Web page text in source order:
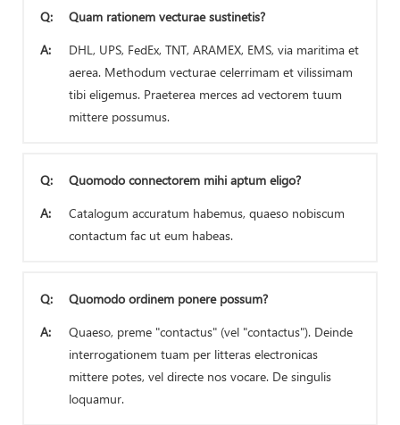
Q:
Quam rationem vecturae sustinetis?
A:
DHL, UPS, FedEx, TNT, ARAMEX, EMS, via maritima et
aerea. Methodum vecturae celerrimam et vilissimam
tibi eligemus. Praeterea merces ad vectorem tuum
mittere possumus.
Q:
Quomodo connectorem mihi aptum eligo?
A:
Catalogum accuratum habemus, quaeso nobiscum
contactum fac ut eum habeas.
Q:
Quomodo ordinem ponere possum?
A:
Quaeso, preme "contactus" (vel "contactus"). Deinde
interrogationem tuam per litteras electronicas
mittere potes, vel directe nos vocare. De singulis
loquamur.